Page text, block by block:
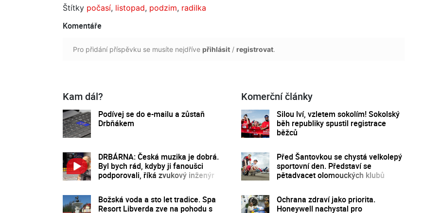
Štítky počasí, listopad, podzim, radilka
Komentáře
Pro přidání příspěvku se musíte nejdříve přihlásit / registrovat.
Kam dál?
Podívej se do e-mailu a zůstaň
Drbňákem
DRBÁRNA: Česká muzika je dobrá.
Byl bych rád, kdyby ji fanoušci
podporovali, říká zvukový inženýr
Božská voda a sto let tradice. Spa
Resort Libverda zve na pohodu s
Komerční články
Silou lví, vzletem sokolím! Sokolský
běh republiky spustil registrace
běžců
Před Šantovkou se chystá velkolepý
sportovní den. Představí se
pětadvacet olomouckých klubů
Ochrana zdraví jako priorita.
Honeywell nachystal pro